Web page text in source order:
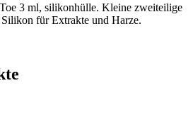
3 ml, silikonhülle. Kleine zweiteilige
für Extrakte und Harze.